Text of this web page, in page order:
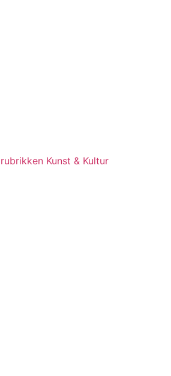
Kunst & Kultur